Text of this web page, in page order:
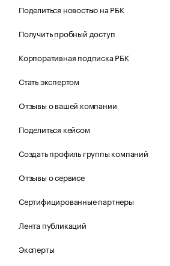
Поделиться новостью на РБК
Получить пробный доступ
Корпоративная подписка РБК
Стать экспертом
Отзывы о вашей компании
Поделиться кейсом
Создать профиль группы компаний
Отзывы о сервисе
Сертифицированные партнеры
Лента публикаций
Эксперты